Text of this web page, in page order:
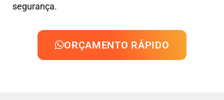
segurança.
ORÇAMENTO RÁPIDO